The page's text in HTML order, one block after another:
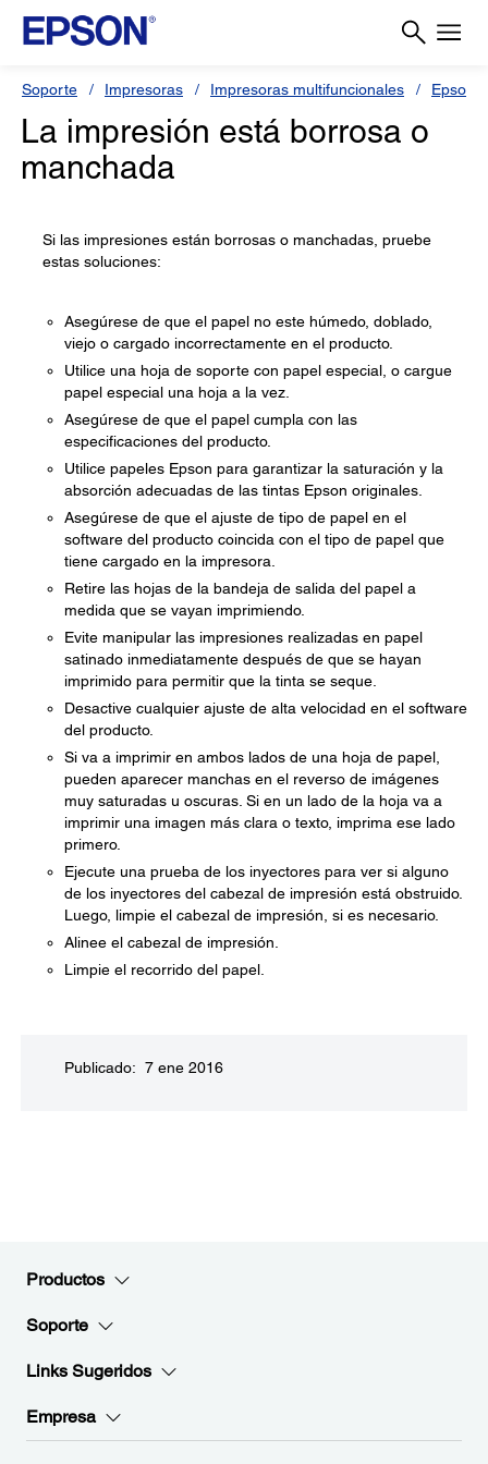
Soporte Impresoras Impresoras multifuncionales Epson L
La impresión está borrosa o
manchada
Si las impresiones están borrosas o manchadas, pruebe
estas soluciones:
Asegúrese de que el papel no este húmedo, doblado,
viejo o cargado incorrectamente en el producto.
Utilice una hoja de soporte con papel especial, o cargue
papel especial una hoja a la vez.
Asegúrese de que el papel cumpla con las
especificaciones del producto.
Utilice papeles Epson para garantizar la saturación y la
absorción adecuadas de las tintas Epson originales.
Asegúrese de que el ajuste de tipo de papel en el
software del producto coincida con el tipo de papel que
tiene cargado en la impresora.
Retire las hojas de la bandeja de salida del papel a
medida que se vayan imprimiendo.
Evite manipular las impresiones realizadas en papel
satinado inmediatamente después de que se hayan
imprimido para permitir que la tinta se seque.
Desactive cualquier ajuste de alta velocidad en el software
del producto.
Si va a imprimir en ambos lados de una hoja de papel,
pueden aparecer manchas en el reverso de imágenes
muy saturadas u oscuras. Si en un lado de la hoja va a
imprimir una imagen más clara o texto, imprima ese lado
primero.
Ejecute una prueba de los inyectores para ver si alguno
de los inyectores del cabezal de impresión está obstruido.
Luego, limpie el cabezal de impresión, si es necesario.
Alinee el cabezal de impresión.
Limpie el recorrido del papel.
Publicado: 7 ene 2016
Productos
Soporte
Links Sugeridos
Empresa